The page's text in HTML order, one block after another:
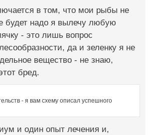
в том, что мои рыбы не
будет надо я вылечу любую
- это лишь вопрос
да и зеленку я не
вещество - не знаю,
бред.
- я вам схему описал успешного
и один опыт лечения и,